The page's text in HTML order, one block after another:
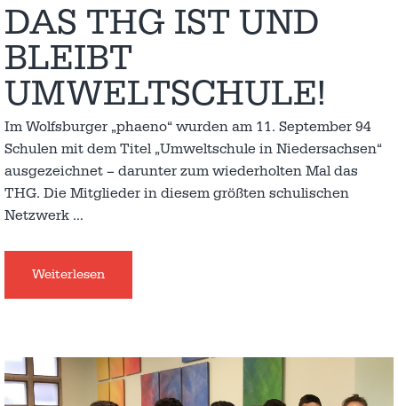
DAS THG IST UND
BLEIBT
UMWELTSCHULE!
Im Wolfsburger „phaeno“ wurden am 11. September 94
Schulen mit dem Titel „Umweltschule in Niedersachsen“
ausgezeichnet – darunter zum wiederholten Mal das
THG. Die Mitglieder in diesem größten schulischen
Netzwerk …
Weiterlesen